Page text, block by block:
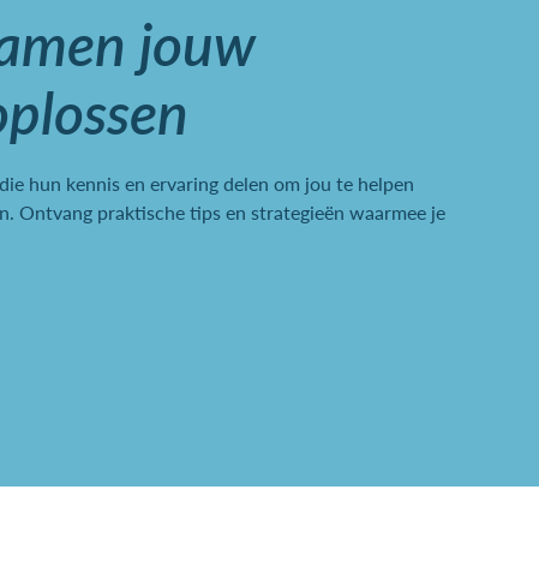
jouw
hun kennis en ervaring delen om jou te helpen
Ontvang praktische tips en strategieën waarmee je